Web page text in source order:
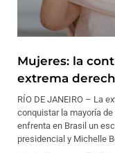
Mujeres: la
extrema
RÍO DE JANEIRO – La
conquistar la mayoría
enfrenta en Brasil un
presidencial y Michelle